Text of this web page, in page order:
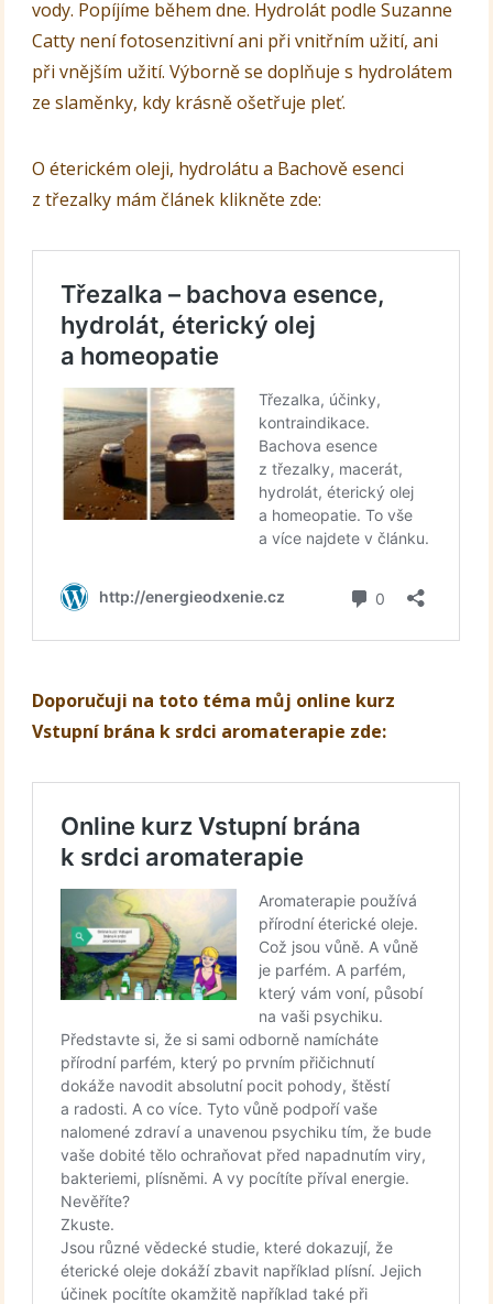
vody. Popíjíme během dne. Hydrolát podle Suzanne
Catty není fotosenzitivní ani při vnitřním užití, ani
při vnějším užití. Výborně se doplňuje s hydrolátem
ze slaměnky, kdy krásně ošetřuje pleť.
O éterickém oleji, hydrolátu a Bachově esenci
z třezalky mám článek klikněte zde:
Doporučuji na toto téma můj online kurz
Vstupní brána k srdci aromaterapie zde: